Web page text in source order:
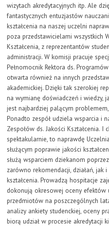
wizytach akredytacyjnych itp. Ale
fantastycznych entuzjastów
kształcenia na naszej uczelni
poza przedstawicielami wszystkich
Kształcenia, z reprezentantów
administracji. W komisji pracuje
Pełnomocnik Rektora ds.
otwarta również na innych
akademickiej. Dzięki tak szerokiej
na wymianę doświadczeń i wiedzy,
jest najbardziej palącym
Ponadto zespół udziela wsparcia i
Zespołów ds. Jakości Kształcenia.
spektakularnie, to naprawdę
służącym poprawie jakości
służą wsparciem dziekanom
zarówno rekomendacji, działań,
kształcenia. Prowadzą hospitacje
dokonują okresowej oceny efektów
przedmiotów na poszczególnych
analizy ankiety studenckiej, oceny
biorą udział w procesie akredytacji